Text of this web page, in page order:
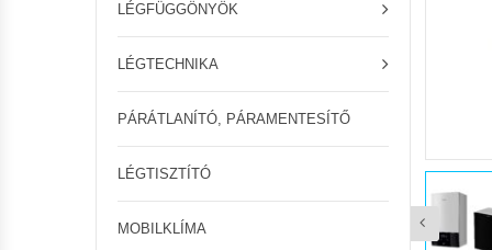
LÉGFÜGGÖNYÖK
LÉGTECHNIKA
PÁRÁTLANÍTÓ, PÁRAMENTESÍTŐ
LÉGTISZTÍTÓ
MOBILKLÍMA